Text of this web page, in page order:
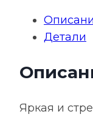
серо-
бирюзовый
Детали
Яркая и